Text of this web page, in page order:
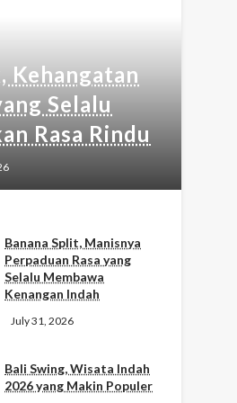
Kehangatan
Selalu
Rasa Rindu
Banana Split, Manisnya
Perpaduan Rasa yang
Selalu Membawa
Kenangan Indah
July 31, 2026
Bali Swing, Wisata Indah
2026 yang Makin Populer